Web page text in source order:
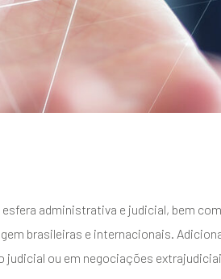
administrativa e judicial, bem
brasileiras e internacionais.
ou em negociações